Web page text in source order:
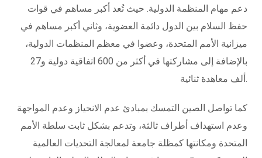
دعم مهام المنظمة الدولية. حيث تُعد أكبر مساهم في قوات
حفظ السلام بين الدول دائمة العضوية، وثاني أكبر مساهم في
ميزانية الأمم المتحدة، وعضوا في معظم المنظمات الدولية،
بالإضافة إلى مشاركتها في أكثر من 600 اتفاقية دولية و27
ألف معاهدة ثنائية.
كما تواصل الصين التمسك بمبادئ عدم الانحياز وعدم المواجهة
وعدم استهداف أطراف ثالثة، وتدعم بشكل ثابت سلطة الأمم
المتحدة ومكانتها كمظلة جامعة لمعالجة التحديات العالمية